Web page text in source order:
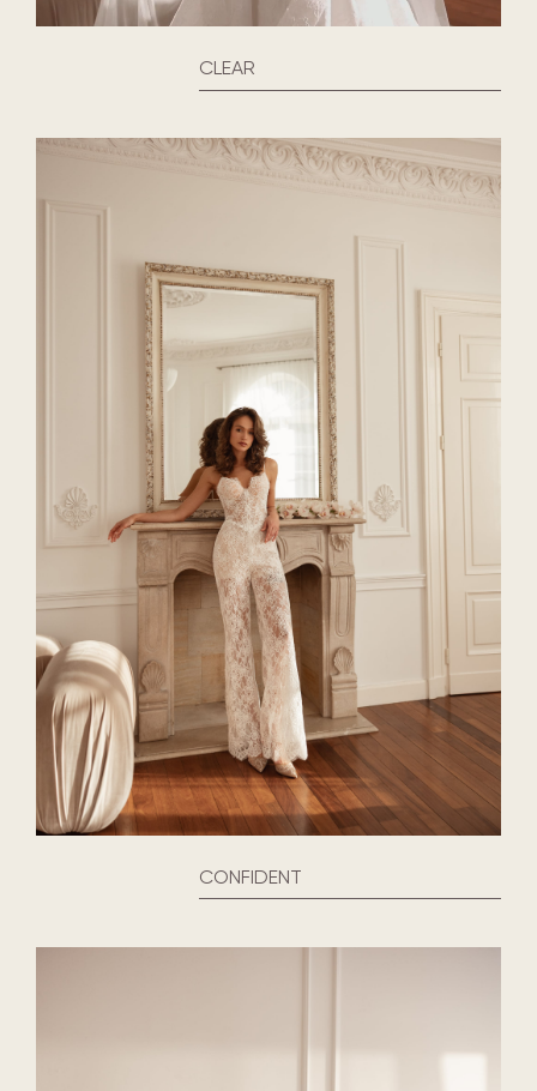
CLEAR
CONFIDENT